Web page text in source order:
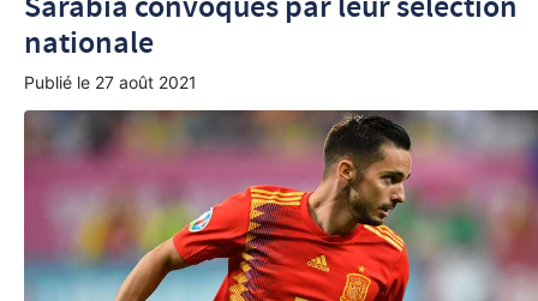
nationale
Publié le 27 août 2021